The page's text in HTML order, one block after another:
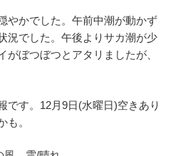
やかでした。午前中潮が動かず
況でした。午後よりサカ潮が少
がぼつぼつとアタリましたが、
です。12月9日(水曜日)空きあり
も。